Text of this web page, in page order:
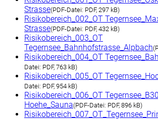
Strasse(PDF-Datei: PDF, 297 kB)
Risikobereich_002_OT
Strasse(PDF-Datei: PDF, 432 kB)
Risikobereich_003_OT
Tegernsee_Bahnhofstrasse_Alpbach(
Risikobereich_004_OT
Datei: PDF, 763 kB)
Risikobereich_005_OT
Datei: PDF, 954 kB)
Risikobereich_006_OT
Hoehe_Sauna(PDF-Datei: PDF, 896 kB)